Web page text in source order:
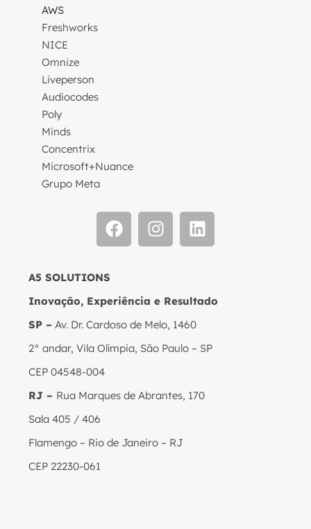
AWS
Freshworks
NICE
Omnize
Liveperson
Audiocodes
Poly
Minds
Concentrix
Microsoft+Nuance
Grupo Meta
A5 SOLUTIONS
Inovação, Experiência e Resultado
SP – Av. Dr. Cardoso de Melo, 1460
2° andar, Vila Olímpia, São Paulo – SP
CEP 04548-004
RJ – Rua Marques de Abrantes, 170
Sala 405 / 406
Flamengo – Rio de Janeiro – RJ
CEP 22230-061